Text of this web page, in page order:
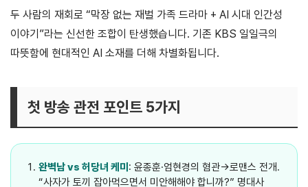
두 사람의 재회로 “막장 없는 재벌 가족 드라마 + AI 시대 인간성
이야기”라는 신선한 조합이 탄생했습니다. 기존 KBS 일일극의
따뜻함에 현대적인 AI 소재를 더해 차별화됩니다.
첫 방송 관전 포인트 5가지
완벽남 vs 허당녀 케미 : 윤종훈·엄현경의 혐관→로맨스 전개.
“사자가 토끼 잡아먹으면서 미안해해야 합니까?” 명대사